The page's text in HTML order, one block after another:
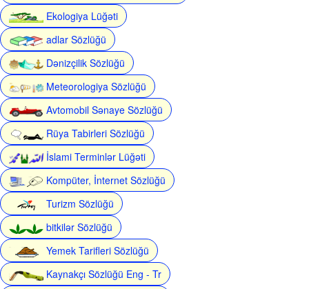
Ekologiya Lüğəti
adlar Sözlüğü
Dənizçilik Sözlüğü
Meteorologiya Sözlüğü
Avtomobil Sənaye Sözlüğü
Rüya Tabirleri Sözlüğü
İslami Terminlər Lüğəti
Kompüter, İnternet Sözlüğü
Turizm Sözlüğü
bitkilər Sözlüğü
Yemek Tarifleri Sözlüğü
Kaynakçı Sözlüğü Eng - Tr